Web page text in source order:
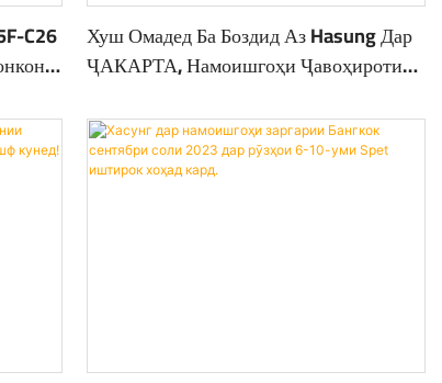
C26
Хуш Омадед Ба Боздид Аз Hasung Дар
ҶАКАРТА, Намоишгоҳи Ҷавоҳироти
Марти Соли 2025